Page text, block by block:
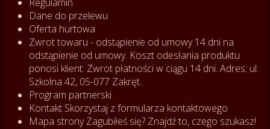
Dane do przelewu
Oferta hurtowa
Zwrot towaru - odstąpienie od umowy14 dni na
odstąpienie od umowy. Koszt odesłania produktu
ponosi klient. Zwrot płatności w ciągu 14 dni. Adres: ul.
Szkolna 42, 05-077 Zakręt.
Program partnerski
Kontakt Skorzystaj z formularza kontaktowego
Mapa stronyZagubiłeś się? Znajdź to, czego szukasz!